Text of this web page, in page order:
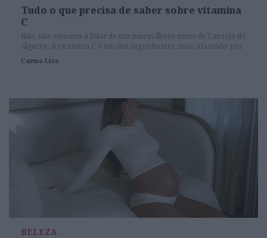
Tudo o que precisa de saber sobre vitamina
C
Não, não estamos a falar de um maravilhoso sumo de Laranja do
Algarve. A vitamina C é um dos ingredientes mais afamado, por
isso esprememos o assunto.
Carmo Lico
BELEZA